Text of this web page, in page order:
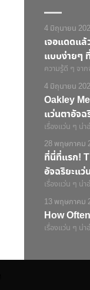
4 มิถุนายน
เจอแดดแ
แบบง่ายๆ
ความรู้ดี ๆ จา
4 มิถุนายน
Oakley
แว่นตาอัจฉ
เรื่องแว่น ๆ น่า
28 พฤษภาคม
ที่นี่ที่แรก!
อัจฉริยะแว่
เรื่องแว่น ๆ น่า
13 พฤษภาคม
How
เรื่องแว่น ๆ น่า